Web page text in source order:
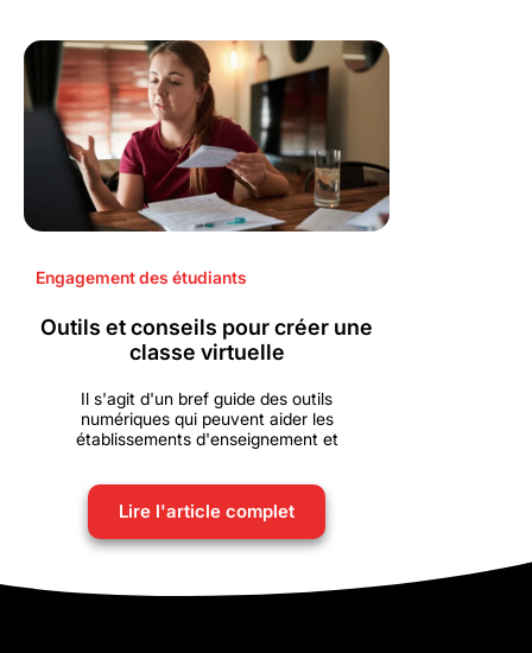
Engagement des étudiants
Outils et conseils pour créer une
classe virtuelle
Il s'agit d'un bref guide des outils
numériques qui peuvent aider les
établissements d'enseignement et
Lire l'article complet